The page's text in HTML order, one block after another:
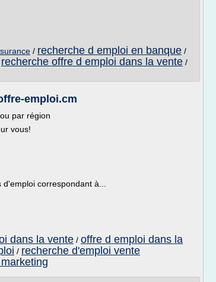
/ recherche d emploi en banque /
recherche offre d emploi dans la vente /
emploi.cm
par région
vous!
correspondant à...
dans la vente / offre d emploi dans la
/ recherche d'emploi vente